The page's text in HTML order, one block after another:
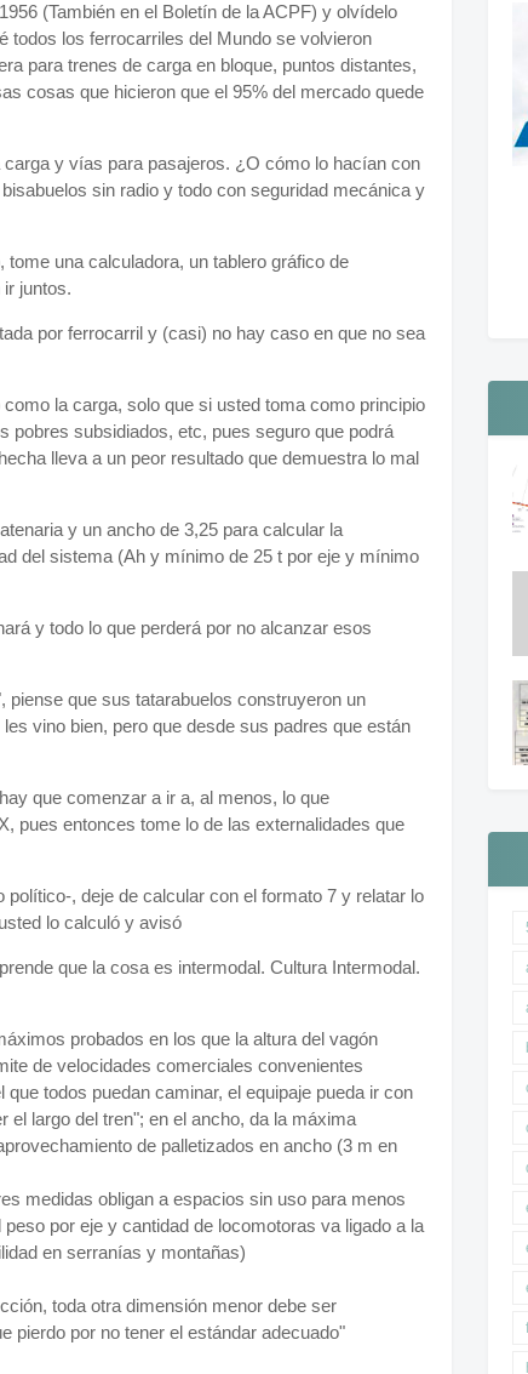
(También en el Boletín de la ACPF) y olvídelo
todos los ferrocarriles del Mundo se volvieron
para trenes de carga en bloque, puntos distantes,
cosas que hicieron que el 95% del mercado quede
y vías para pasajeros. ¿O cómo lo hacían con
sin radio y todo con seguridad mecánica y
una calculadora, un tablero gráfico de
juntos.
por ferrocarril y (casi) no hay caso en que no sea
la carga, solo que si usted toma como principio
pobres subsidiados, etc, pues seguro que podrá
lleva a un peor resultado que demuestra lo mal
y un ancho de 3,25 para calcular la
del sistema (Ah y mínimo de 25 t por eje y mínimo
y todo lo que perderá por no alcanzar esos
piense que sus tatarabuelos construyeron un
vino bien, pero que desde sus padres que están
que comenzar a ir a, al menos, lo que
pues entonces tome lo de las externalidades que
, deje de calcular con el formato 7 y relatar lo
lo calculó y avisó
que la cosa es intermodal. Cultura Intermodal.
probados en los que la altura del vagón
de velocidades comerciales convenientes
todos puedan caminar, el equipaje pueda ir con
largo del tren"; en el ancho, da la máxima
de palletizados en ancho (3 m en
medidas obligan a espacios sin uso para menos
por eje y cantidad de locomotoras va ligado a la
en serranías y montañas)
toda otra dimensión menor debe ser
pierdo por no tener el estándar adecuado"